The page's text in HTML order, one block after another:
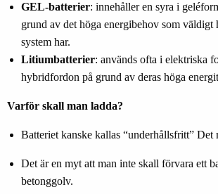
GEL-batterier: innehåller en syra i
grund av det höga energibehov som väldigt
system har.
Litiumbatterier: används ofta i elektriska
hybridfordon på grund av deras höga
Varför skall man ladda?
Batteriet kanske kallas “underhållsfritt” Det
Det är en myt att man inte skall förvara ett
betonggolv.